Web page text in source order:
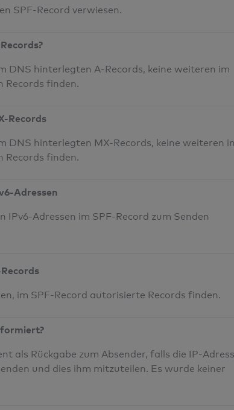
SPF-Record verwiesen.
DNS hinterlegten A-Records, keine weiteren im
Records finden.
Records
DNS hinterlegten MX-Records, keine weiteren
Records finden.
Adressen
IPv6-Adressen im SPF-Record zum Senden
im SPF-Record autorisierte Records finden.
als Rückgabe zum Absender, falls die IP-
und dies ihm mitzuteilen. Es wurde keiner